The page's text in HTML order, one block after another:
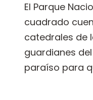
El Parque
cuadrado
catedrales de
guardianes
paraíso para